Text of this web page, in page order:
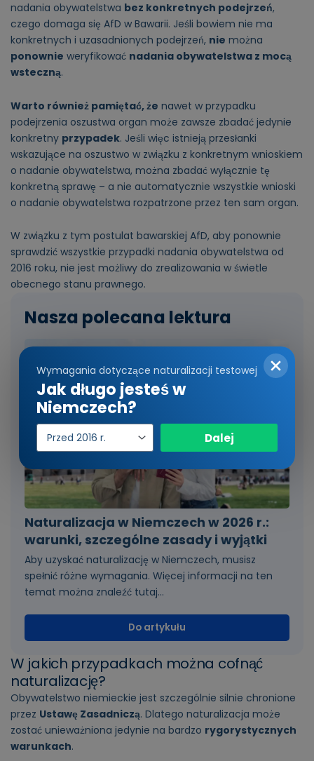
nadania obywatelstwa bez konkretnych podejrzeń,
czego domaga się AfD w Bawarii. Jeśli bowiem nie ma
konkretnych i uzasadnionych podejrzeń, nie można
ponownie weryfikować nadania obywatelstwa z mocą
wsteczną.
Warto również pamiętać, że nawet w przypadku
podejrzenia oszustwa organ może zawsze zbadać jedynie
konkretny przypadek. Jeśli więc istnieją przesłanki
wskazujące na oszustwo w związku z konkretnym wnioskiem
o nadanie obywatelstwa, można zbadać wyłącznie tę
konkretną sprawę – a nie automatycznie wszystkie wnioski
o nadanie obywatelstwa rozpatrzone przez ten sam organ.
W związku z tym postulat bawarskiej AfD, aby ponownie
sprawdzić wszystkie przypadki nadania obywatelstwa od
2016 roku, nie jest możliwy do zrealizowania w świetle
obecnego stanu prawnego.
Nasza polecana lektura
Naturalizacja w Niemczech w 2026 r.:
warunki, szczególne zasady i wyjątki
Aby uzyskać naturalizację w Niemczech, musisz
spełnić różne wymagania. Więcej informacji na ten
temat można znaleźć tutaj...
Do artykułu
W jakich przypadkach można cofnąć
naturalizację?
Obywatelstwo niemieckie jest szczególnie silnie chronione
przez Ustawę Zasadniczą. Dlatego naturalizacja może
zostać unieważniona jedynie na bardzo rygorystycznych
warunkach.
Wymagania dotyczące naturalizacji testowej
Jak długo jesteś w
Niemczech?
Rok
wejścia
Dalej